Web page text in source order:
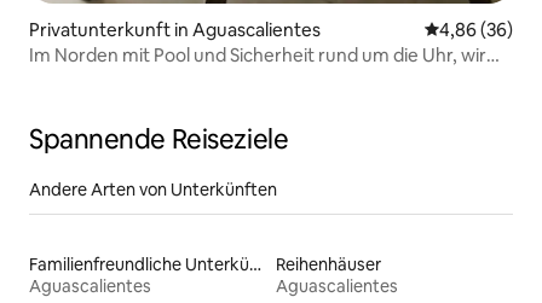
Privatunterkunft in Aguascalientes
4,86 (36)
Im Norden mit Pool und Sicherheit rund um die Uhr, wir
Spannende Reiseziele
Andere Arten von Unterkünften
Familienfreundliche Unterkünfte
Aguascalientes
Reihenhäuser
Aguascalientes